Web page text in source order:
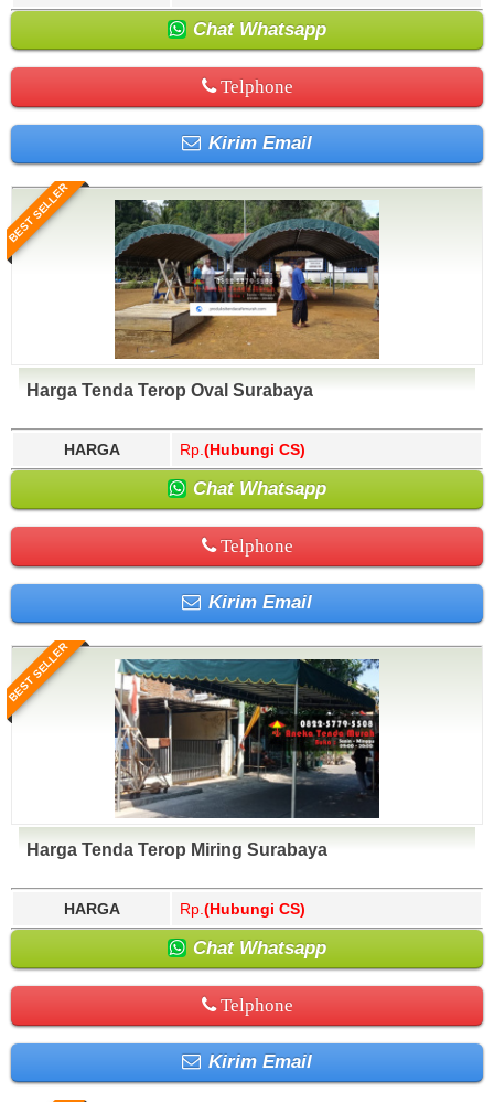
Chat Whatsapp
Telphone
Kirim Email
BEST SELLER
Harga Tenda Terop Oval Surabaya
HARGA Rp. (Hubungi CS)
Chat Whatsapp
Telphone
Kirim Email
BEST SELLER
Harga Tenda Terop Miring Surabaya
HARGA Rp. (Hubungi CS)
Chat Whatsapp
Telphone
Kirim Email